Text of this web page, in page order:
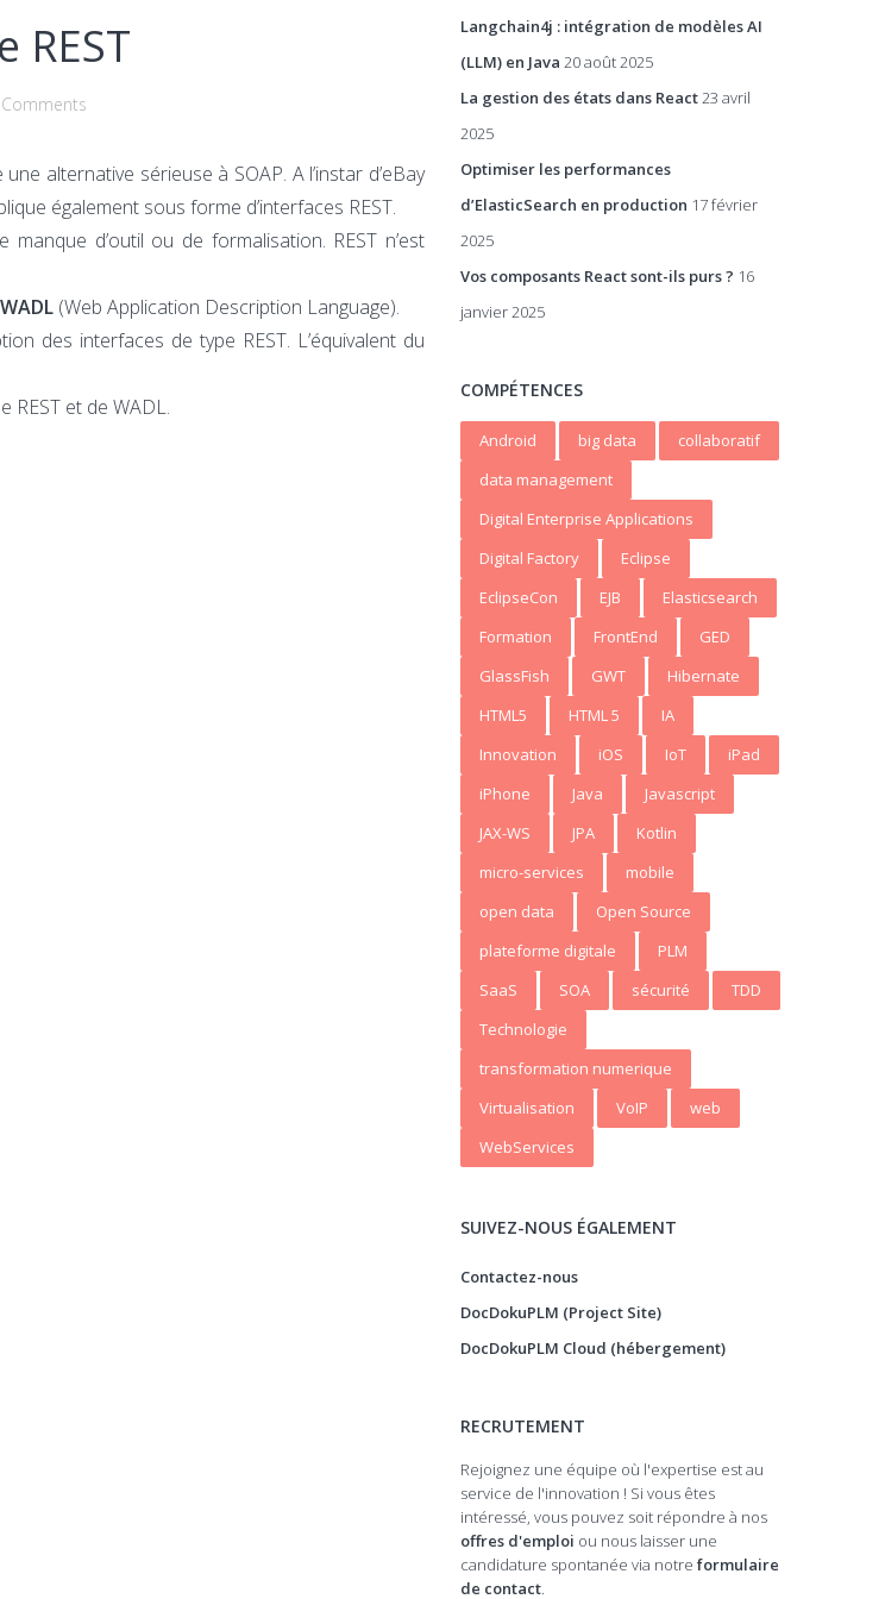
REST
alternative sérieuse à SOAP. A l’instar d’eBay
également sous forme d’interfaces REST.
d’outil ou de formalisation. REST n’est
WADL (Web Application Description Language).
des interfaces de type REST. L’équivalent du
REST et de WADL.
Langchain4j : intégration de modèles AI
(LLM) en Java 20 août 2025
La gestion des états dans React23 avril
2025
Optimiser les performances
d’ElasticSearch en production 17 février
2025
Vos composants React sont-ils purs ? 16
janvier 2025
COMPÉTENCES
Android big data
collaboratif
data management
Digital Enterprise Applications
Digital Factory
Eclipse
EclipseCon
EJB
Elasticsearch
Formation
FrontEnd
GED
GlassFish
GWT
Hibernate
HTML5
HTML 5
IA
Innovation
iOS IoT
iPad
iPhone
Java
Javascript
JAX-WS
JPA
Kotlin
micro-services
mobile
open data
Open Source
plateforme digitale
PLM
SaaS
SOA sécurité
TDD
Technologie
transformation numerique
Virtualisation
VoIP
web
WebServices
SUIVEZ-NOUS ÉGALEMENT
Contactez-nous
DocDokuPLM (Project Site)
DocDokuPLM Cloud (hébergement)
RECRUTEMENT
Rejoignez une équipe où l'expertise est au
service de l'innovation ! Si vous êtes
intéressé, vous pouvez soit répondre à nos
offres d'emploi ou nous laisser une
candidature spontanée via notre formulaire
de contact.